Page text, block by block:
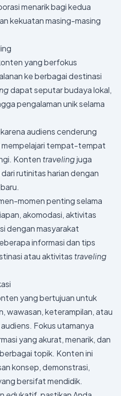
menarik bagi kedua
kekuatan masing-masing
yang berfokus
ke berbagai destinasi
dapat seputar budaya lokal,
pengalaman unik selama
audiens cenderung
tempat-tempat
Konten travelingjuga
rutinitas harian dengan
momen penting selama
akomodasi, aktivitas
dengan masyarakat
informasi dan tips
atau aktivitas traveling
yang bertujuan untuk
wawasan, keterampilan, atau
Fokus utamanya
yang akurat, menarik, dan
topik. Konten ini
konsep, demonstrasi,
bersifat mendidik.